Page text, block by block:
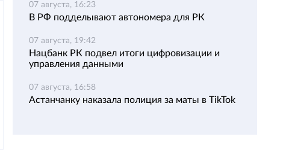
07 августа, 16:23
В РФ подделывают автономера для РК
07 августа, 19:42
Нацбанк РК подвел итоги цифровизации и
управления данными
07 августа, 16:58
Астанчанку наказала полиция за маты в TikTok